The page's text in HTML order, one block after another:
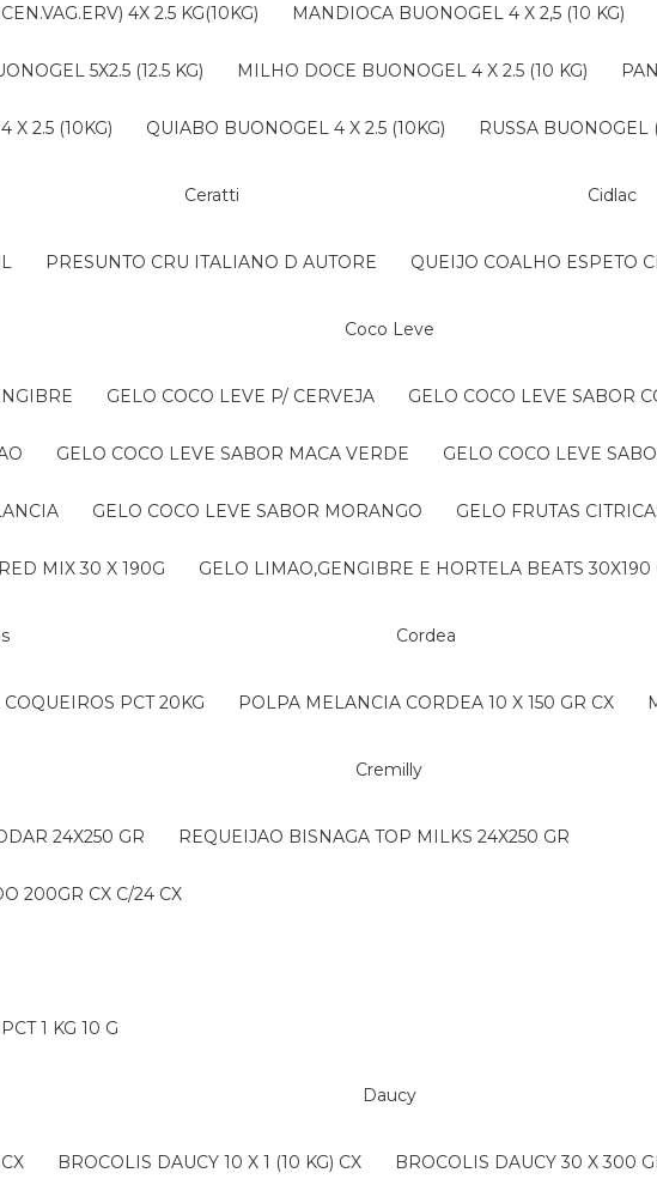
4X 2.5 KG(10KG) MANDIOCA BUONOGEL 4 X 2,5 (10 KG)
5X2.5 (12.5 KG) MILHO DOCE BUONOGEL 4 X 2.5 (10 KG)
X 2.5 (10KG) QUIABO BUONOGEL 4 X 2.5 (10KG) RUSSA
Ceratti
PRESUNTO CRU ITALIANO D AUTORE
Cidlac
QUEIJO COALHO ESPETO
Coco Leve
GELO COCO LEVE P/ CERVEJA GELO COCO LEVE SABOR
GELO COCO LEVE SABOR MACA VERDE GELO COCO LEVE
GELO COCO LEVE SABOR MORANGO GELO FRUTAS
MIX 30 X 190G GELO LIMAO,GENGIBRE E HORTELA BEATS 30X190
PCT 20KG
Cordea
POLPA MELANCIA CORDEA 10 X 150 GR CX
Cremilly
24X250 GR REQUEIJAO BISNAGA TOP MILKS 24X250 GR
200GR CX C/24 CX
1 KG 10 G
Daucy
BROCOLIS DAUCY 10 X 1 (10 KG) CX BROCOLIS DAUCY 30 X 300